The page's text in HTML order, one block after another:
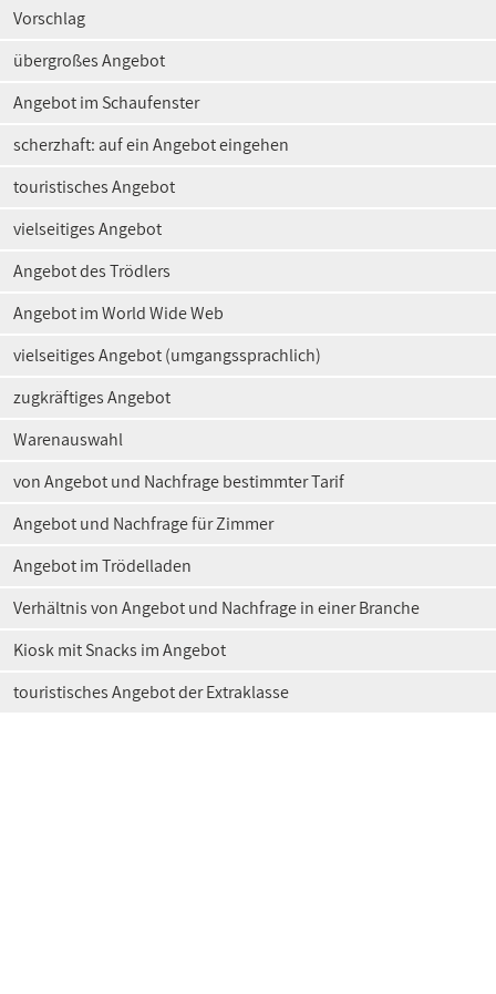
Vorschlag
übergroßes Angebot
Angebot im Schaufenster
scherzhaft: auf ein Angebot eingehen
touristisches Angebot
vielseitiges Angebot
Angebot des Trödlers
Angebot im World Wide Web
vielseitiges Angebot (umgangssprachlich)
zugkräftiges Angebot
Warenauswahl
von Angebot und Nachfrage bestimmter Tarif
Angebot und Nachfrage für Zimmer
Angebot im Trödelladen
Verhältnis von Angebot und Nachfrage in einer Branche
Kiosk mit Snacks im Angebot
touristisches Angebot der Extraklasse